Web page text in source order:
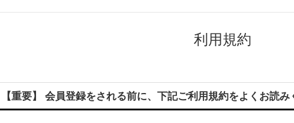
利用規約
【重要】 会員登録をされる前に、下記ご利用規約をよくお読み